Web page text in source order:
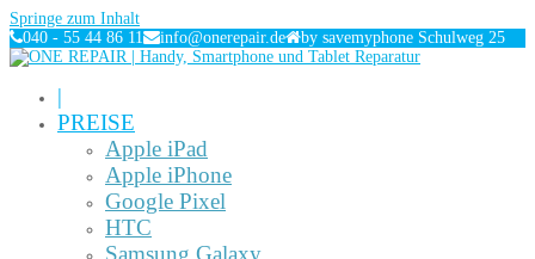
Springe zum Inhalt
040 - 55 44 86 11
info@onerepair.de by savemyphone Schulweg 25
|
PREISE
Apple iPad
Apple iPhone
Google Pixel
HTC
Samsung Galaxy